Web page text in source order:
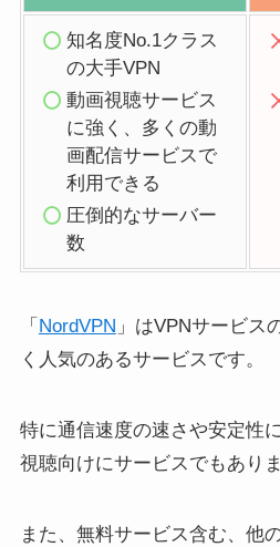
知名度No.1クラス
の大手VPN
動画視聴サービス
に強く、多くの動
画配信サービスで
利用できる
圧倒的なサーバー
数
「 NordVPN 」はVPNサービス
く人気のあるサービスです。
特に通信速度の速さや安定性
視聴向けにサービスでもありま
また、無料サービス含む、他